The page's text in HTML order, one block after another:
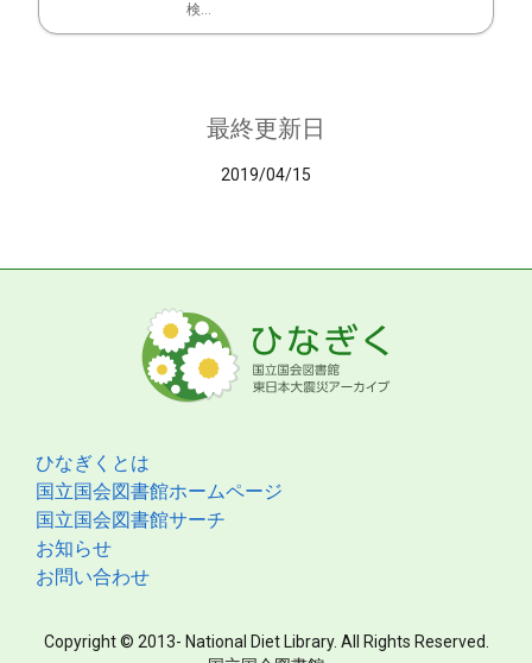
検...
最終更新日
2019/04/15
ひなぎくとは
国立国会図書館ホームページ
国立国会図書館サーチ
お知らせ
お問い合わせ
Copyright © 2013- National Diet Library. All Rights Reserved.